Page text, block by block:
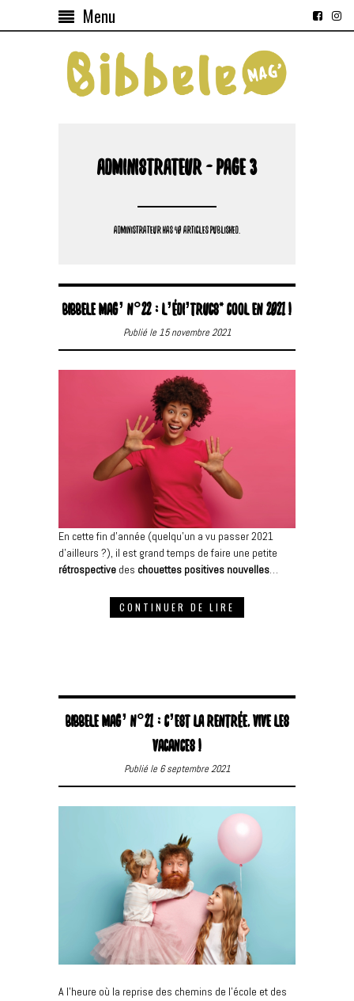
Menu
ADMINISTRATEUR - PAGE 3
ADMINISTRATEUR HAS 40 ARTICLES PUBLISHED.
BIBBELE MAG’ N°22 : L’ÉDI’TRUCS* COOL EN 2021 !
Publié le 15 novembre 2021
En cette fin d’année (quelqu’un a vu passer 2021
d’ailleurs ?), il est grand temps de faire une petite
rétrospective des chouettes positives nouvelles…
CONTINUER DE LIRE
BIBBELE MAG’ N°21 : C’EST LA RENTRÉE, VIVE LES
VACANCES !
Publié le 6 septembre 2021
A l’heure où la reprise des chemins de l’école et des